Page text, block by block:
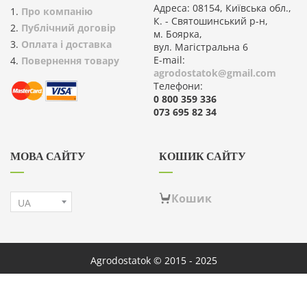
Про компанію
Публічний договір
Оплата і доставка
Повернення товару
Адреса: 08154, Київська обл.,
К. - Святошинський р-н,
м. Боярка,
вул. Магістральна 6
E-mail:
agrodostatok@gmail.com
Телефони:
0 800 359 336
073 695 82 34
МОВА САЙТУ КОШИК САЙТУ
Кошик
Agrodostatok © 2015 - 2025